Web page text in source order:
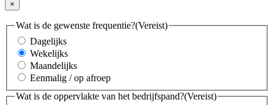
×
Wat is de gewenste frequentie?(Vereist)
Dagelijks
Wekelijks
Maandelijks
Eenmalig / op afroep
Wat is de oppervlakte van het bedrijfspand?(Vereist)